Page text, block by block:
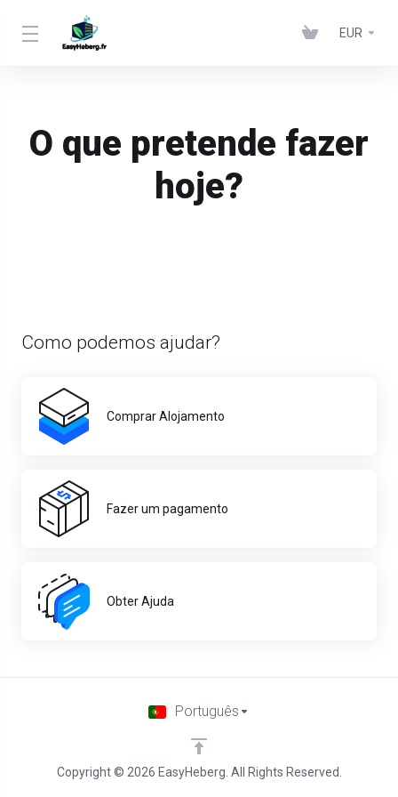
EUR
O que pretende fazer
hoje?
Como podemos ajudar?
Comprar Alojamento
Fazer um pagamento
Obter Ajuda
Copyright © 2026 EasyHeberg. All Rights Reserved.
Português